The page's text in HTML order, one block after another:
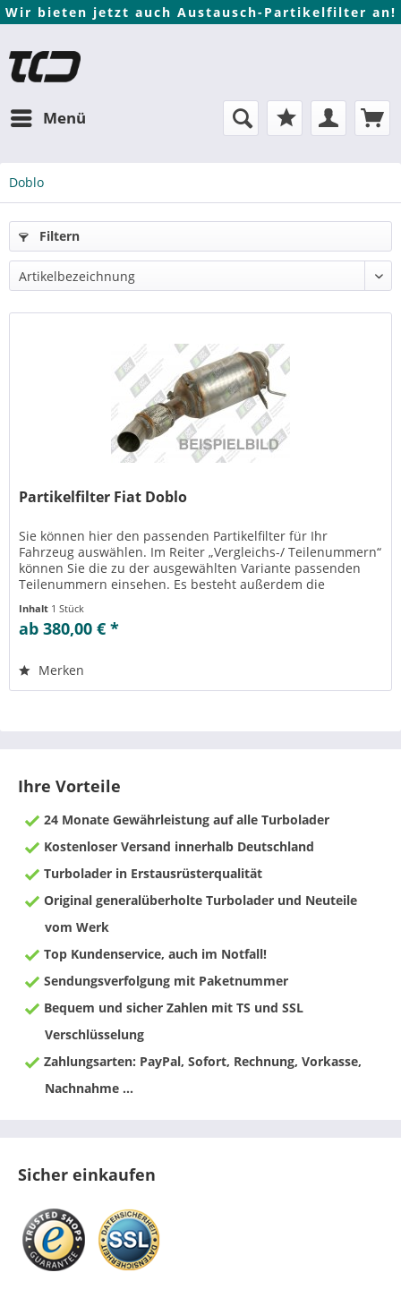
Wir bieten jetzt auch Austausch-Partikelfilter an!
Menü
Doblo
Filtern
Partikelfilter Fiat Doblo
Sie können hier den passenden Partikelfilter für Ihr
Fahrzeug auswählen. Im Reiter „Vergleichs-/ Teilenummern“
können Sie die zu der ausgewählten Variante passenden
Teilenummern einsehen. Es besteht außerdem die
Inhalt 1 Stück
ab 380,00 € *
Merken
Ihre Vorteile
24 Monate Gewährleistung auf alle Turbolader
Kostenloser Versand innerhalb Deutschland
Turbolader in Erstausrüsterqualität
Original generalüberholte Turbolader und Neuteile
vom Werk
Top Kundenservice, auch im Notfall!
Sendungsverfolgung mit Paketnummer
Bequem und sicher Zahlen mit TS und SSL
Verschlüsselung
Zahlungsarten: PayPal, Sofort, Rechnung, Vorkasse,
Nachnahme ...
Sicher einkaufen